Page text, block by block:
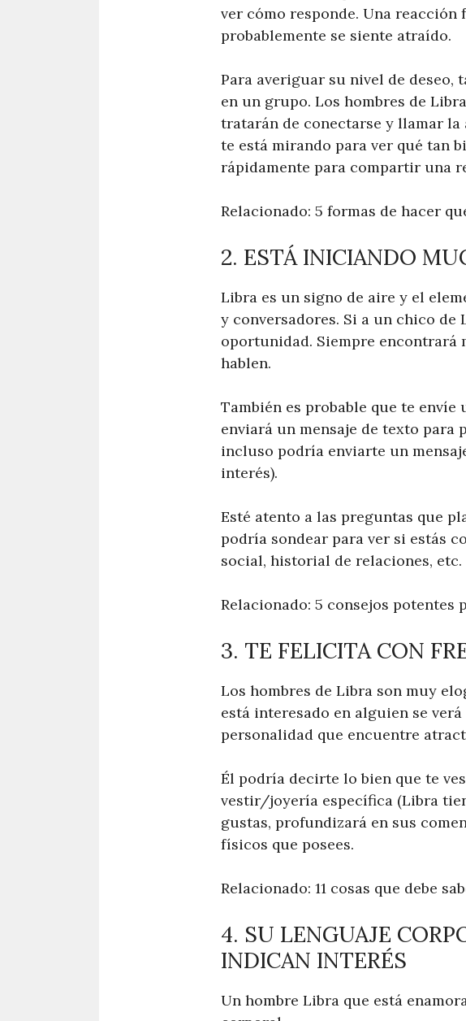
ver cómo responde. Una
probablemente se siente atraído.
Para averiguar su nivel de deseo,
en un grupo. Los hombres de
tratarán de conectarse y llamar la
te está mirando para ver qué tan
rápidamente para compartir una
Relacionado: 5 formas de hacer
2. ESTÁ INICIANDO
Libra es un signo de aire y el
y conversadores. Si a un chico
oportunidad. Siempre encontrará
hablen.
También es probable que te
enviará un mensaje de texto para
incluso podría enviarte un
interés).
Esté atento a las preguntas que
podría sondear para ver si estás
social, historial de relaciones, etc.
Relacionado: 5 consejos
3. TE FELICITA CON
Los hombres de Libra son muy
está interesado en alguien se
personalidad que encuentre
Él podría decirte lo bien que te
vestir/joyería específica (Libra
gustas, profundizará en sus
físicos que posees.
Relacionado: 11 cosas que debe
4. SU LENGUAJE
INDICAN INTERÉS
Un hombre Libra que está